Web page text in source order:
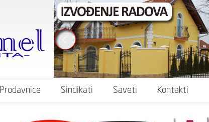
Prodavnice Sindikati Saveti Kontakti